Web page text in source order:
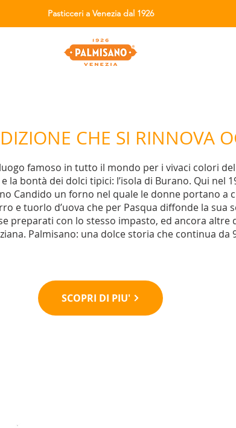
Pasticceri a Venezia dal 1926
CHE SI RINNOVA
luogo famoso in tutto il mondo per i vivaci colori
la bontà dei dolci tipici: l’isola di Burano. Qui nel
Candido un forno nel quale le donne portano a
e tuorlo d’uova che per Pasqua diffonde la sua
preparati con lo stesso impasto, ed ancora altre
Palmisano: una dolce storia che continua da
SCOPRI DI PIU'